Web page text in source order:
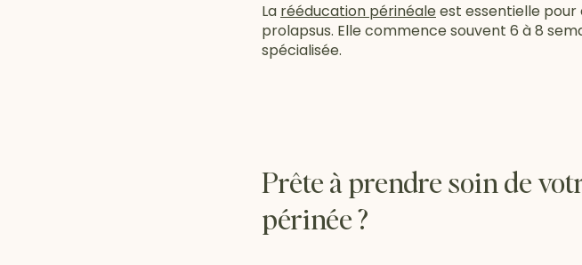
La rééducation périnéaleest essentielle pour
prolapsus. Elle commence souvent 6 à 8
spécialisée.
Prête à prendre soin de
périnée ?